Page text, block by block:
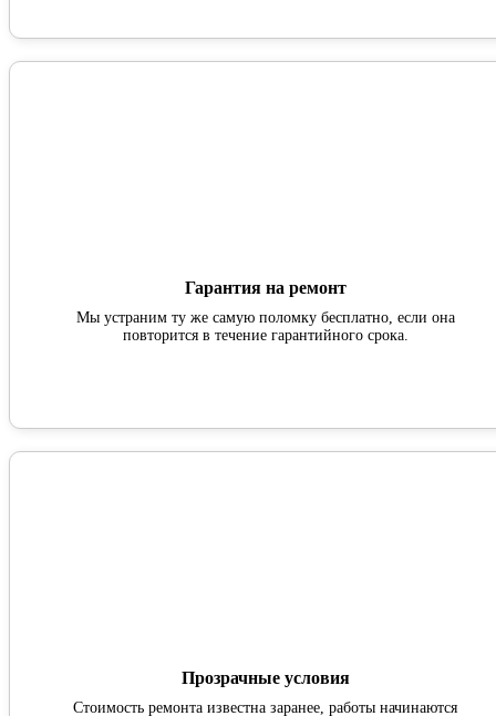
Гарантия на ремонт
Мы устраним ту же самую поломку бесплатно, если она
повторится в течение гарантийного срока.
Прозрачные условия
Стоимость ремонта известна заранее, работы начинаются